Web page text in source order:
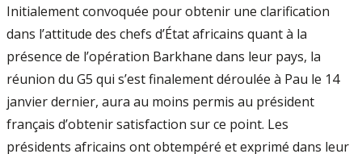
Initialement convoquée pour obtenir une clarification
dans l’attitude des chefs d’État africains quant à la
présence de l’opération Barkhane dans leur pays, la
réunion du G5 qui s’est finalement déroulée à Pau le 14
janvier dernier, aura au moins permis au président
français d’obtenir satisfaction sur ce point. Les
présidents africains ont obtempéré et exprimé dans leur